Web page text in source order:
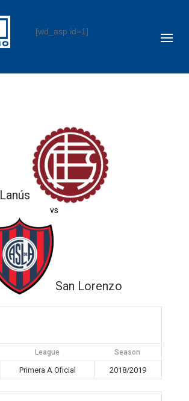
[wd_asp id=1]
Lanús
vs
San Lorenzo
League Season
Primera A Oficial 2018/2019